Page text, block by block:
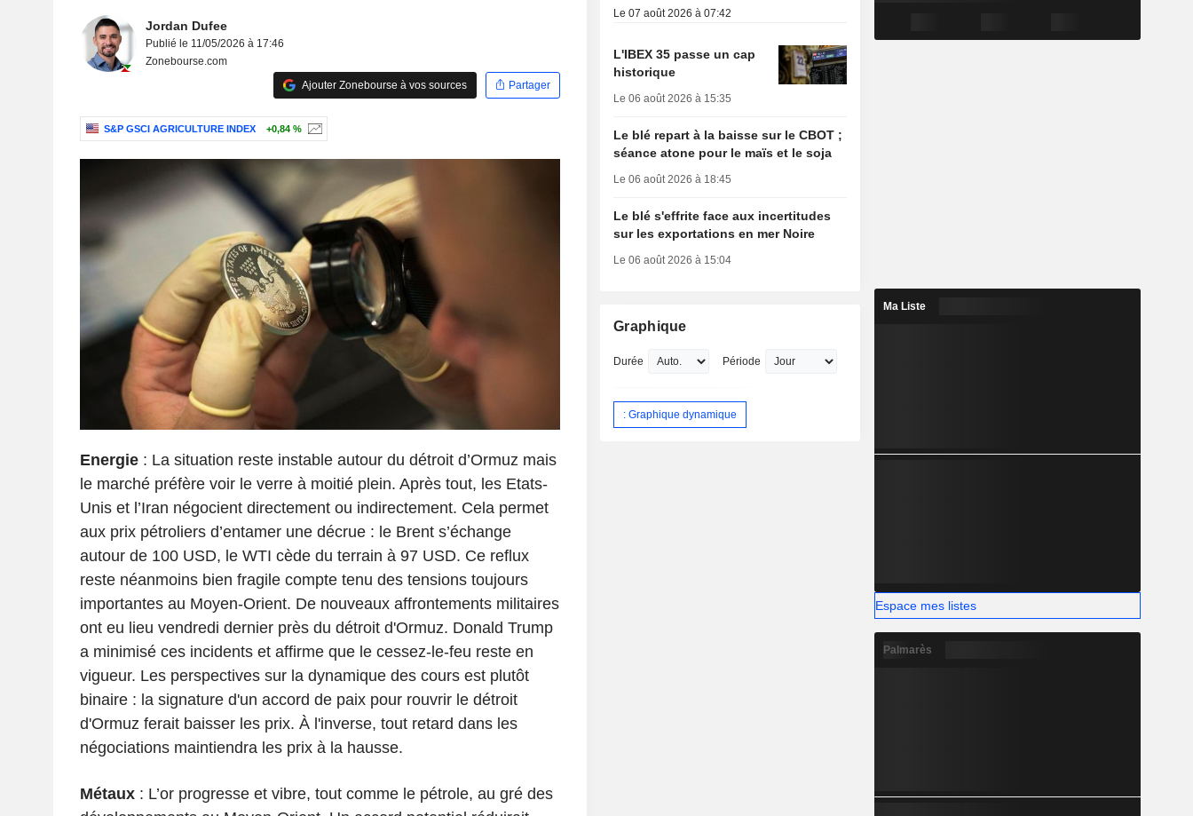
Jordan Dufee
Publié le 11/05/2026 à 17:46
Zonebourse.com
Ajouter Zonebourse à vos sources
Partager
S&P GSCI AGRICULTURE INDEX +0,84 %
Energie : La situation reste instable autour du détroit d’Ormuz mais
le marché préfère voir le verre à moitié plein. Après tout, les Etats-
Unis et l’Iran négocient directement ou indirectement. Cela permet
aux prix pétroliers d’entamer une décrue : le Brent s’échange
autour de 100 USD, le WTI cède du terrain à 97 USD. Ce reflux
reste néanmoins bien fragile compte tenu des tensions toujours
importantes au Moyen-Orient. De nouveaux affrontements militaires
ont eu lieu vendredi dernier près du détroit d'Ormuz. Donald Trump
a minimisé ces incidents et affirme que le cessez-le-feu reste en
vigueur. Les perspectives sur la dynamique des cours est plutôt
binaire : la signature d'un accord de paix pour rouvrir le détroit
d'Ormuz ferait baisser les prix. À l'inverse, tout retard dans les
négociations maintiendra les prix à la hausse.
Métaux : L’or progresse et vibre, tout comme le pétrole, au gré des
Le 07 août 2026 à 07:42
L'IBEX 35 passe un cap
historique
Le 06 août 2026 à 15:35
Le blé repart à la baisse sur le CBOT ;
séance atone pour le maïs et le soja
Le 06 août 2026 à 18:45
Le blé s'effrite face aux incertitudes
sur les exportations en mer Noire
Le 06 août 2026 à 15:04
Graphique
Durée Période
: Graphique dynamique
Ma Liste
Espace mes listes
Palmarès